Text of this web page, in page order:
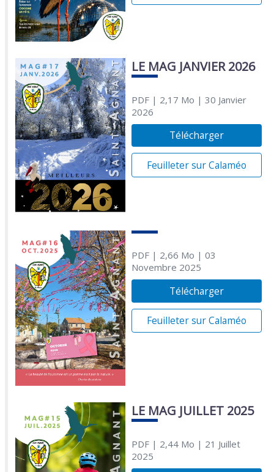
LE MAG JANVIER 2026
PDF| 2,17 Mo | 30 Janvier
2026
Télécharger
Feuilleter sur Calaméo
PDF| 2,66 Mo | 03
Novembre 2025
Télécharger
Feuilleter sur Calaméo
LE MAG JUILLET 2025
PDF| 2,44 Mo | 21 Juillet
2025